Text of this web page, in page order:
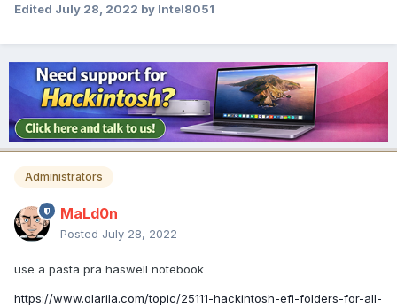
Edited July 28, 2022 by Intel8051
Administrators
MaLd0n
Posted July 28, 2022
use a pasta pra haswell notebook
https://www.olarila.com/topic/25111-hackintosh-efi-folders-for-all-